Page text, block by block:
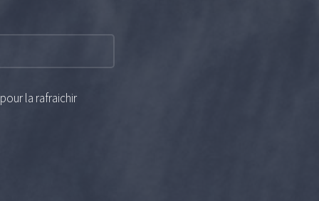
pour la rafraichir